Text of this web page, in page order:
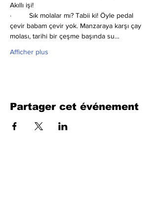
Akıllı işi!
·         Sık molalar mı? Tabii ki! Öyle pedal
çevir babam çevir yok. Manzaraya karşı çay
molası, tarihi bir çeşme başında su…
Afficher plus
Partager cet événement